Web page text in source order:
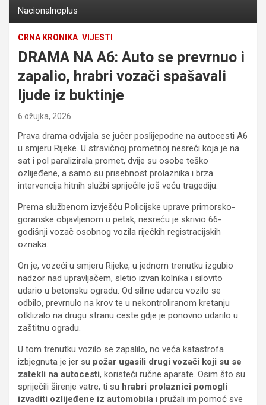
Nacionalnoplus
CRNA KRONIKA VIJESTI
DRAMA NA A6: Auto se prevrnuo i
zapalio, hrabri vozači spašavali
ljude iz buktinje
6 ožujka, 2026
Prava drama odvijala se jučer poslijepodne na autocesti A6
u smjeru Rijeke. U stravičnoj prometnoj nesreći koja je na
sat i pol paralizirala promet, dvije su osobe teško
ozlijeđene, a samo su prisebnost prolaznika i brza
intervencija hitnih službi spriječile još veću tragediju.
Prema službenom izvješću Policijske uprave primorsko-
goranske objavljenom u petak, nesreću je skrivio 66-
godišnji vozač osobnog vozila riječkih registracijskih
oznaka.
On je, vozeći u smjeru Rijeke, u jednom trenutku izgubio
nadzor nad upravljačem, sletio izvan kolnika i silovito
udario u betonsku ogradu. Od siline udarca vozilo se
odbilo, prevrnulo na krov te u nekontroliranom kretanju
otklizalo na drugu stranu ceste gdje je ponovno udarilo u
zaštitnu ogradu.
U tom trenutku vozilo se zapalilo, no veća katastrofa
izbjegnuta je jer su požar ugasili drugi vozači koji su se
zatekli na autocesti, koristeći ručne aparate. Osim što su
spriječili širenje vatre, ti su hrabri prolaznici pomogli
izvaditi ozlijeđene iz automobila i pružali im pomoć sve